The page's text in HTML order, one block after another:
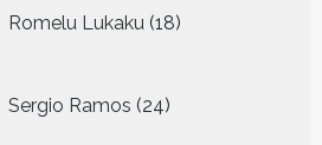
Romelu Lukaku 18
producten
Sergio Ramos 24
producten